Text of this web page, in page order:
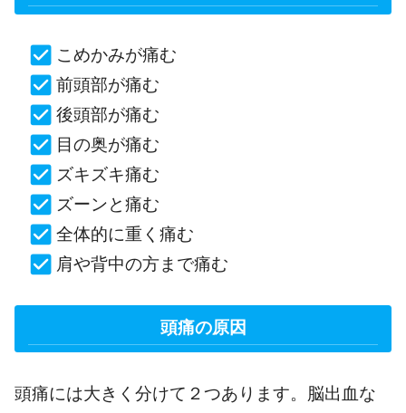
こめかみが痛む
前頭部が痛む
後頭部が痛む
目の奥が痛む
ズキズキ痛む
ズーンと痛む
全体的に重く痛む
肩や背中の方まで痛む
頭痛の原因
頭痛には大きく分けて２つあります。脳出血な